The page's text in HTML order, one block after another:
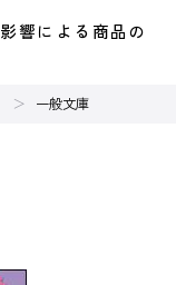
響による商品の
一般文庫